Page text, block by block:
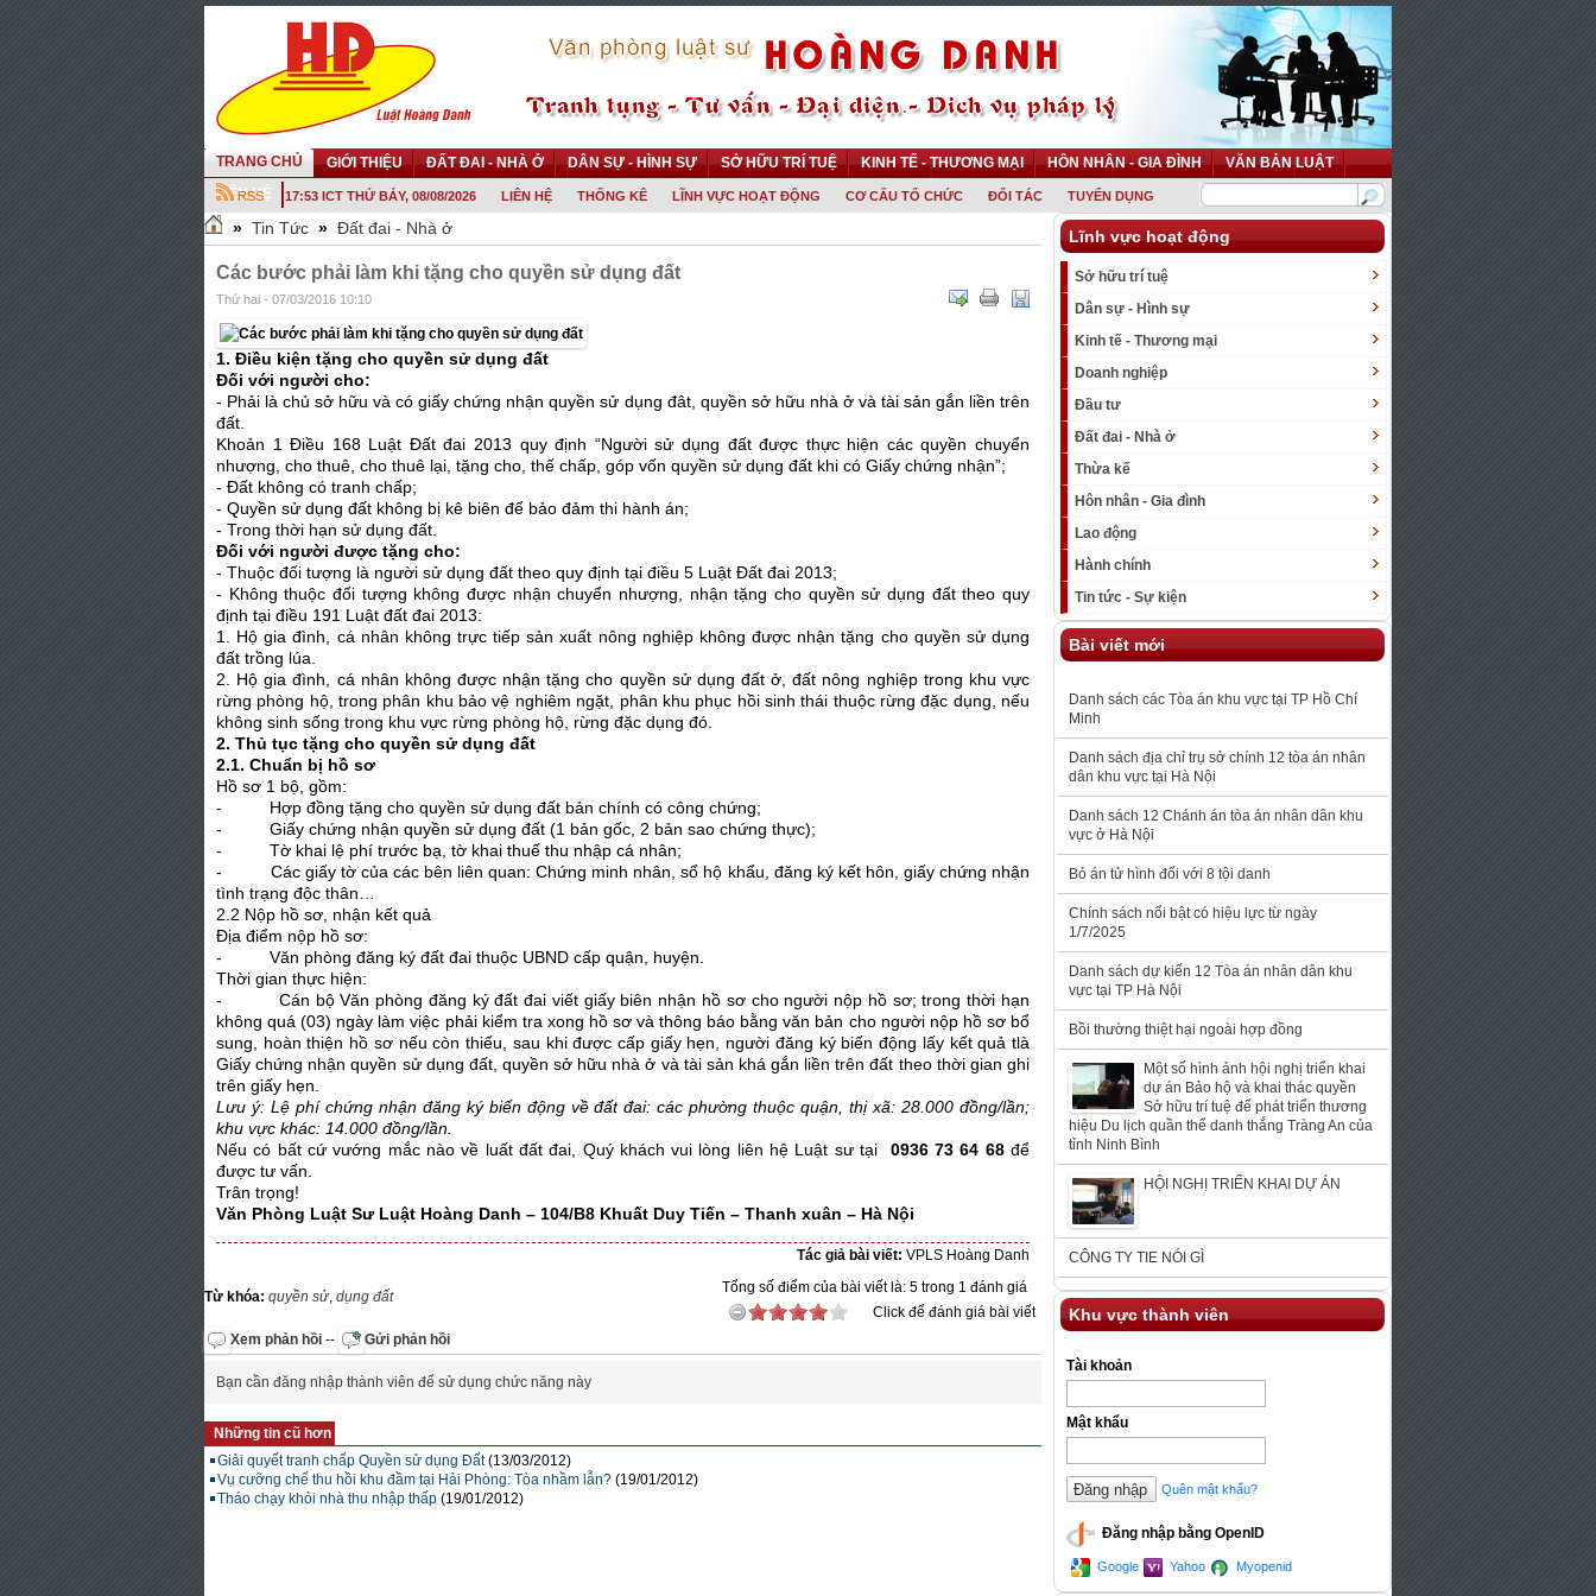
TRANG CHỦ GIỚI THIỆU ĐẤT ĐAI - NHÀ Ở DÂN SỰ - HÌNH SỰ SỞ HỮU TRÍ TUỆ KINH TẾ - THƯƠNG MẠI HÔN NHÂN - GIA ĐÌNH
VĂN BẢN LUẬT
LIÊN HỆ
17:53 ICT THỨ BẢY, 08/08/2026 LIÊN HỆ THỐNG KÊ LĨNH VỰC HOẠT ĐỘNG CƠ CẤU TỔ CHỨC ĐỐI TÁC TUYỂN DỤNG
» Tin Tức » Đất đai - Nhà ở
Các bước phải làm khi tặng cho quyền sử dụng đất
Thứ hai - 07/03/2016 10:10
1. Điều kiện tặng cho quyền sử dụng đất
Đối với người cho:
- Phải là chủ sở hữu và có giấy chứng nhận quyền sử dụng đât, quyền sở hữu nhà ở và tài sản gắn liền trên
đất.
Khoản 1 Điều 168 Luật Đất đai 2013 quy định “Người sử dụng đất được thực hiện các quyền chuyển
nhượng, cho thuê, cho thuê lại, tặng cho, thế chấp, góp vốn quyền sử dụng đất khi có Giấy chứng nhận”;
- Đất không có tranh chấp;
- Quyền sử dụng đất không bị kê biên để bảo đảm thi hành án;
- Trong thời hạn sử dụng đất.
Đối với người được tặng cho:
- Thuộc đối tượng là người sử dụng đất theo quy định tại điều 5 Luật Đất đai 2013;
- Không thuộc đối tượng không được nhận chuyển nhượng, nhận tặng cho quyền sử dụng đất theo quy
định tại điều 191 Luật đất đai 2013:
1. Hộ gia đình, cá nhân không trực tiếp sản xuất nông nghiệp không được nhận tặng cho quyền sử dụng
đất trồng lúa.
2. Hộ gia đình, cá nhân không được nhận tặng cho quyền sử dụng đất ở, đất nông nghiệp trong khu vực
rừng phòng hộ, trong phân khu bảo vệ nghiêm ngặt, phân khu phục hồi sinh thái thuộc rừng đặc dụng, nếu
không sinh sống trong khu vực rừng phòng hộ, rừng đặc dụng đó.
2. Thủ tục tặng cho quyền sử dụng đất
2.1. Chuẩn bị hồ sơ
Hồ sơ 1 bộ, gồm:
- Hợp đồng tặng cho quyền sử dụng đất bản chính có công chứng;
- Giấy chứng nhận quyền sử dụng đất (1 bản gốc, 2 bản sao chứng thực);
- Tờ khai lệ phí trước bạ, tờ khai thuế thu nhập cá nhân;
- Các giấy tờ của các bên liên quan: Chứng minh nhân, sổ hộ khẩu, đăng ký kết hôn, giấy chứng nhận
tình trạng độc thân…
2.2 Nộp hồ sơ, nhận kết quả
Địa điểm nộp hồ sơ:
- Văn phòng đăng ký đất đai thuộc UBND cấp quận, huyện.
Thời gian thực hiện:
- Cán bộ Văn phòng đăng ký đất đai viết giấy biên nhận hồ sơ cho người nộp hồ sơ; trong thời hạn
không quá (03) ngày làm việc phải kiểm tra xong hồ sơ và thông báo bằng văn bản cho người nộp hồ sơ bổ
sung, hoàn thiện hồ sơ nếu còn thiếu, sau khi được cấp giấy hẹn, người đăng ký biến động lấy kết quả tlà
Giấy chứng nhận quyền sử dụng đất, quyền sở hữu nhà ở và tài sản khá gắn liền trên đất theo thời gian ghi
trên giấy hẹn.
Lưu ý: Lệ phí chứng nhận đăng ký biến động về đất đai: các phường thuộc quận, thị xã: 28.000 đồng/lần;
khu vực khác: 14.000 đồng/lần.
Nếu có bất cứ vướng mắc nào về luất đất đai, Quý khách vui lòng liên hệ Luật sư tại 0936 73 64 68để
được tư vấn.
Trân trọng!
Văn Phòng Luật Sư Luật Hoàng Danh – 104/B8 Khuất Duy Tiến – Thanh xuân – Hà Nội
Tác giả bài viết: VPLS Hoàng Danh
Tổng số điểm của bài viết là: 5 trong 1 đánh giá
Click để đánh giá bài viết
Từ khóa: quyền sử, dụng đất
Xem phản hồi -- Gửi phản hồi
Bạn cần đăng nhập thành viên để sử dụng chức năng này
Những tin cũ hơn
Giải quyết tranh chấp Quyền sử dụng Đất (13/03/2012)
Vụ cưỡng chế thu hồi khu đầm tại Hải Phòng: Tòa nhầm lẫn? (19/01/2012)
Tháo chạy khỏi nhà thu nhập thấp (19/01/2012)
Lĩnh vực hoạt động
Sở hữu trí tuệ
Dân sự - Hình sự
Kinh tế - Thương mại
Doanh nghiệp
Đầu tư
Đất đai - Nhà ở
Thừa kế
Hôn nhân - Gia đình
Lao động
Hành chính
Tin tức - Sự kiện
Bài viết mới
Danh sách các Tòa án khu vực tại TP Hồ Chí
Minh
Danh sách địa chỉ trụ sở chính 12 tòa án nhân
dân khu vực tại Hà Nội
Danh sách 12 Chánh án tòa án nhân dân khu
vực ở Hà Nội
Bỏ án tử hình đối với 8 tội danh
Chính sách nổi bật có hiệu lực từ ngày
1/7/2025
Danh sách dự kiến 12 Tòa án nhân dân khu
vực tại TP Hà Nội
Bồi thường thiệt hại ngoài hợp đồng
Một số hình ảnh hội nghị triển khai
dự án Bảo hộ và khai thác quyền
Sở hữu trí tuệ để phát triển thương
hiệu Du lịch quần thể danh thắng Tràng An của
tỉnh Ninh Bình
HỘI NGHỊ TRIỂN KHAI DỰ ÁN
CÔNG TY TIE NÓI GÌ
Khu vực thành viên
Tài khoản
Mật khẩu
Quên mật khẩu?
Đăng nhập bằng OpenID
Google Yahoo Myopenid